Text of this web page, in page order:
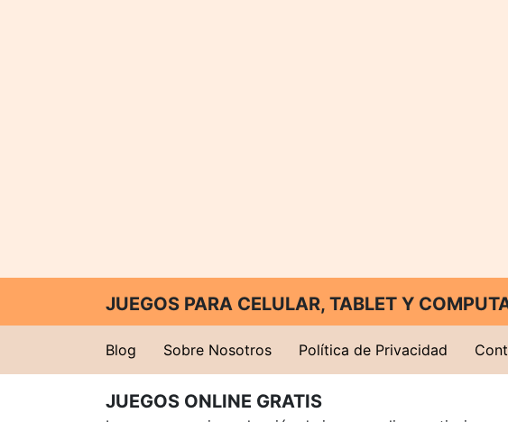
JUEGOS PARA CELULAR, TABLET Y
Blog Sobre Nosotros Política de Privacidad
JUEGOS ONLINE GRATIS